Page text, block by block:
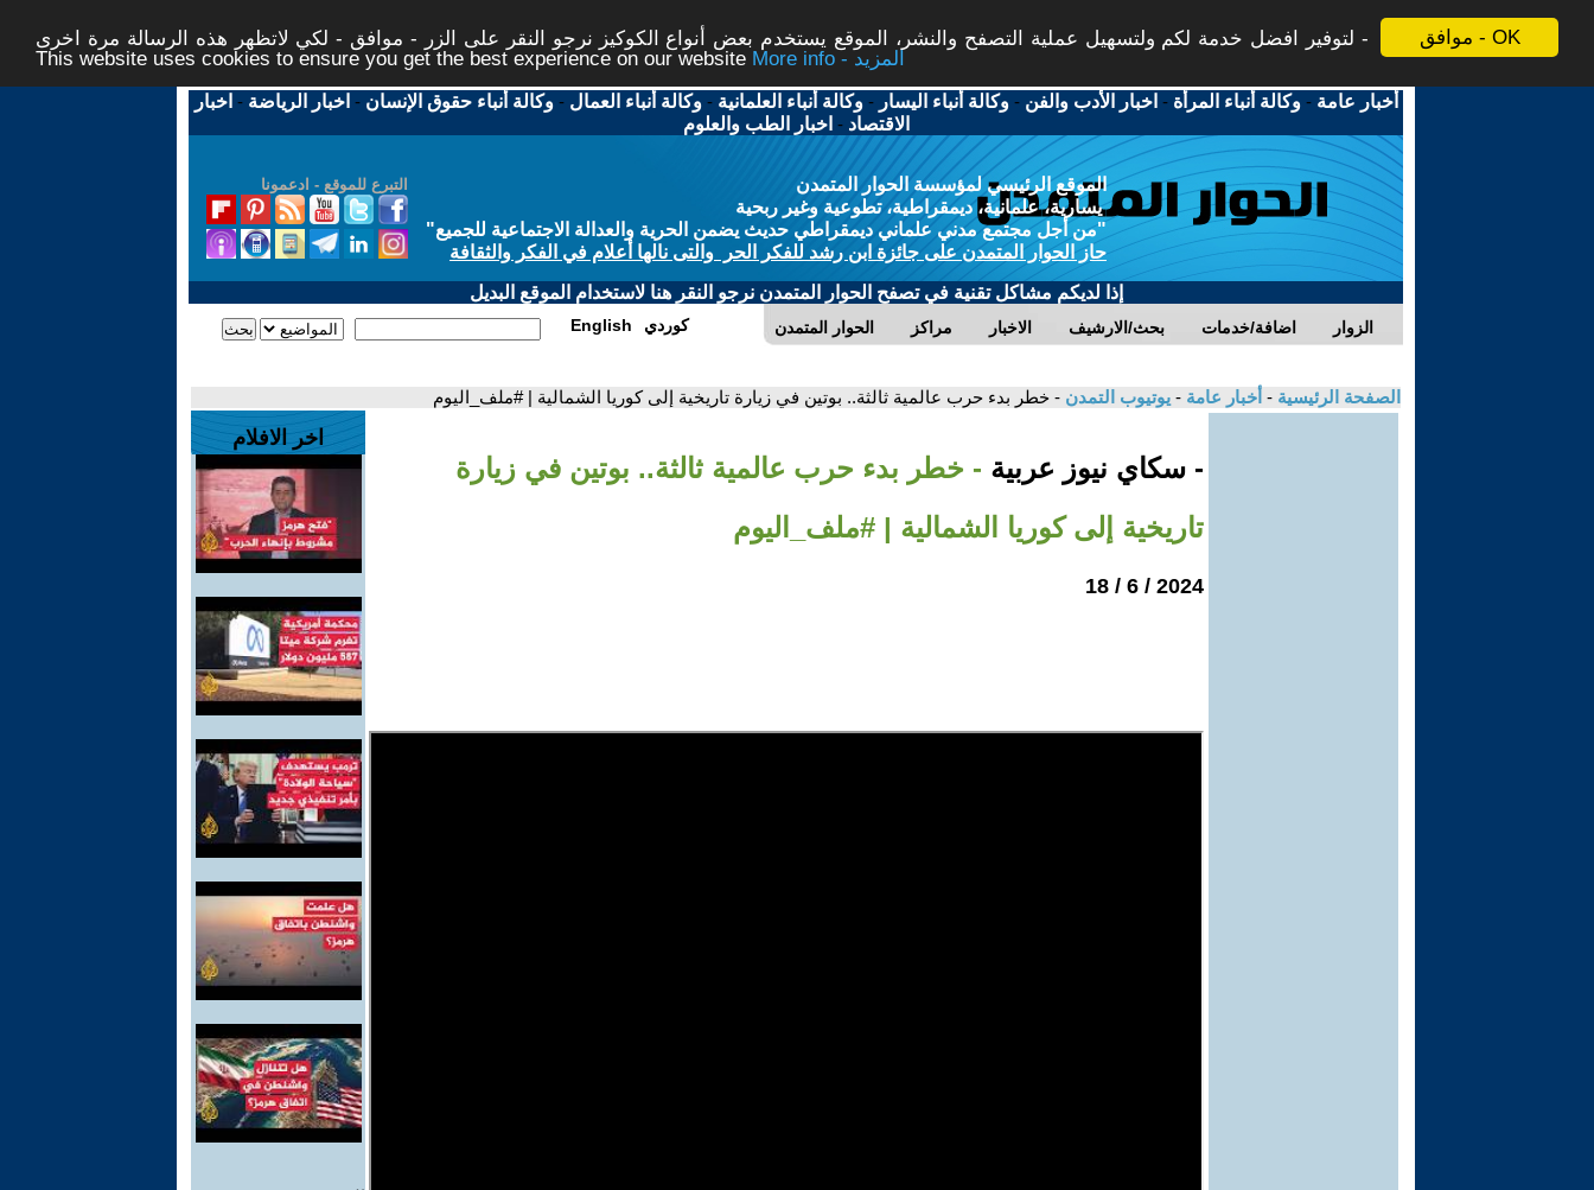
موافق - OK
لتوفير افضل خدمة لكم ولتسهيل عملية التصفح والنشر، الموقع يستخدم بعض أنواع الكوكيز نرجو النقر على الزر - موافق - لكي لاتظهر هذه الرسالة مرة اخرى -
This website uses cookies to ensure you get the best experience on our website
More info - المزيد
أخبار عامة -وكالة أنباء المرأة - اخبار الأدب والفن -وكالة أنباء اليسار -وكالة أنباء العلمانية -وكالة أنباء العمال -وكالة أنباء حقوق الإنسان - اخبار الرياضة - اخبار
الاقتصاد - اخبار الطب والعلوم
التبرع للموقع - ادعمونا
الموقع الرئيسي لمؤسسة الحوار المتمدن
يسارية، علمانية، ديمقراطية، تطوعية وغير ربحية
"من أجل مجتمع مدني علماني ديمقراطي حديث يضمن الحرية والعدالة الاجتماعية للجميع"
حاز الحوار المتمدن على جائزة ابن رشد للفكر الحر والتى نالها أعلام في الفكر والثقافة
إذا لديكم مشاكل تقنية في تصفح الحوار المتمدن نرجو النقر هنا لاستخدام الموقع البديل
الحوار المتمدن مراكز الاخبار بحث/الارشيف اضافة/خدمات الزوار English كوردي
الصفحة الرئيسية - أخبار عامة - يوتيوب التمدن - خطر بدء حرب عالمية ثالثة.. بوتين في زيارة تاريخية إلى كوريا الشمالية | #ملف_اليوم
- سكاي نيوز عربية - خطر بدء حرب عالمية ثالثة.. بوتين في زيارة
تاريخية إلى كوريا الشمالية | #ملف_اليوم
2024 / 6 / 18
اخر الافلام